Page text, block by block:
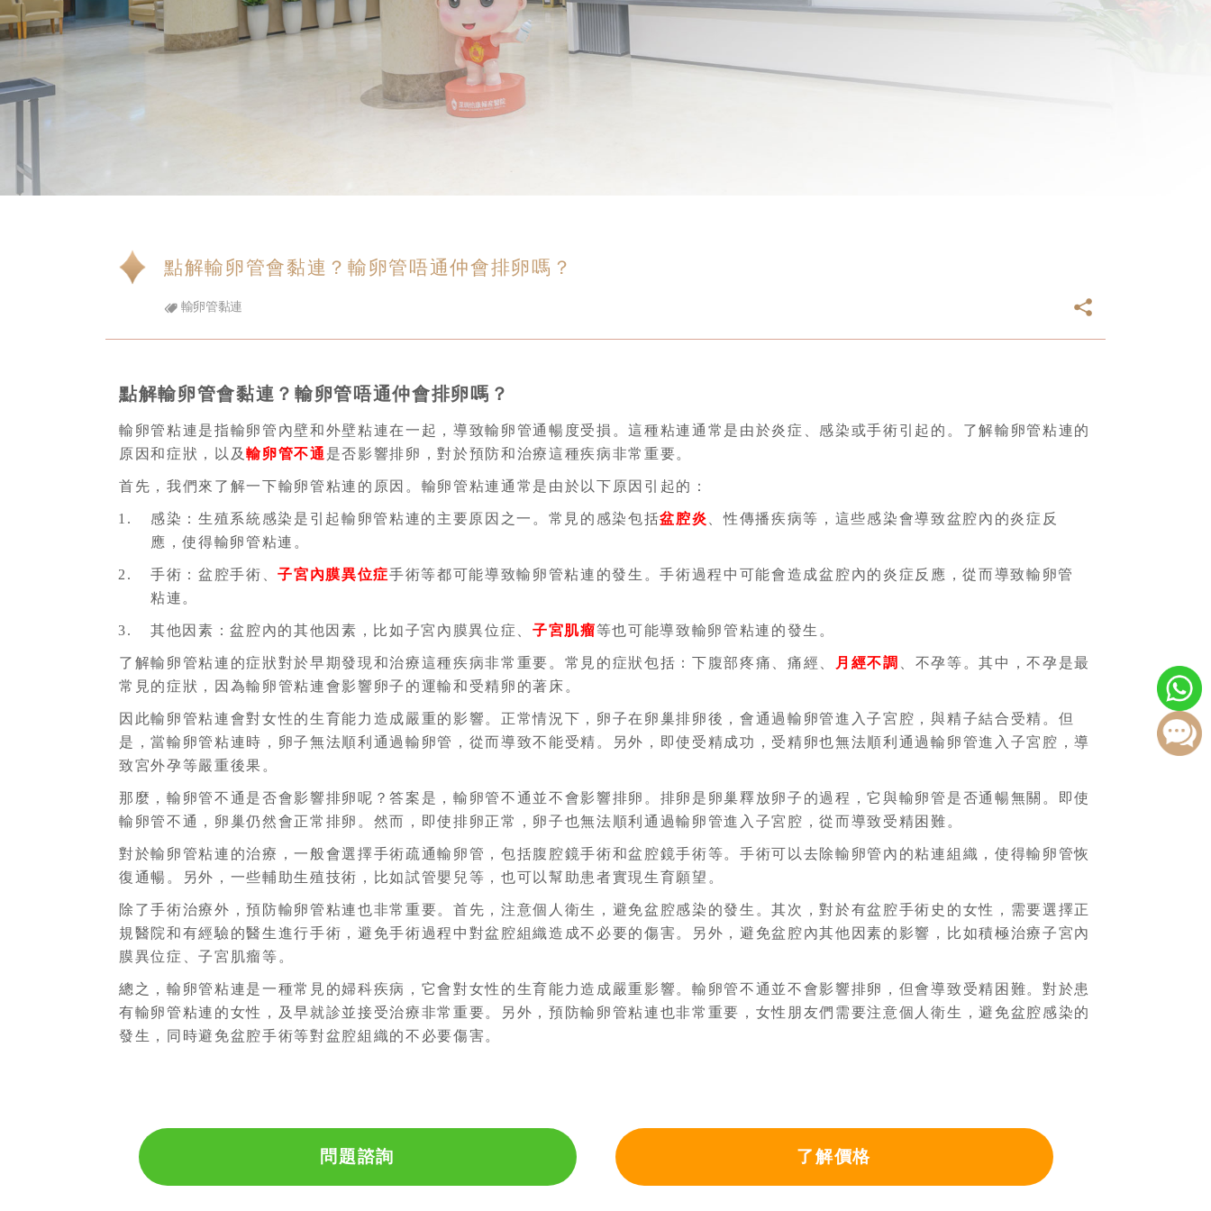
點解輸卵管會黏連？輸卵管唔通仲會排卵嗎？
輸卵管黏連
點解輸卵管會黏連？輸卵管唔通仲會排卵嗎？
輸卵管粘連是指輸卵管內壁和外壁粘連在一起，導致輸卵管通暢度受損。這種粘連通常是由於炎症、感染或手術引起的。了解輸卵管粘連的
原因和症狀，以及輸卵管不通 是否影響排卵，對於預防和治療這種疾病非常重要。
首先，我們來了解一下輸卵管粘連的原因。輸卵管粘連通常是由於以下原因引起的：
感染：生殖系統感染是引起輸卵管粘連的主要原因之一。常見的感染包括盆腔炎 、性傳播疾病等，這些感染會導致盆腔內的炎症反
應，使得輸卵管粘連。
手術：盆腔手術、子宮內膜異位症手術等都可能導致輸卵管粘連的發生。手術過程中可能會造成盆腔內的炎症反應，從而導致輸卵管
粘連。
其他因素：盆腔內的其他因素，比如子宮內膜異位症、子宮肌瘤等也可能導致輸卵管粘連的發生。
了解輸卵管粘連的症狀對於早期發現和治療這種疾病非常重要。常見的症狀包括：下腹部疼痛、痛經、 月經不調
、不孕等。其中，不孕是最
常見的症狀，因為輸卵管粘連會影響卵子的運輸和受精卵的著床。
因此輸卵管粘連會對女性的生育能力造成嚴重的影響。正常情況下，卵子在卵巢排卵後，會通過輸卵管進入子宮腔，與精子結合受精。但
是，當輸卵管粘連時，卵子無法順利通過輸卵管，從而導致不能受精。另外，即使受精成功，受精卵也無法順利通過輸卵管進入子宮腔，導
致宮外孕等嚴重後果。
那麼，輸卵管不通是否會影響排卵呢？答案是，輸卵管不通並不會影響排卵。排卵是卵巢釋放卵子的過程，它與輸卵管是否通暢無關。即使
輸卵管不通，卵巢仍然會正常排卵。然而，即使排卵正常，卵子也無法順利通過輸卵管進入子宮腔，從而導致受精困難。
對於輸卵管粘連的治療，一般會選擇手術疏通輸卵管，包括腹腔鏡手術和盆腔鏡手術等。手術可以去除輸卵管內的粘連組織，使得輸卵管恢
復通暢。另外，一些輔助生殖技術，比如試管嬰兒等，也可以幫助患者實現生育願望。
除了手術治療外，預防輸卵管粘連也非常重要。首先，注意個人衛生，避免盆腔感染的發生。其次，對於有盆腔手術史的女性，需要選擇正
規醫院和有經驗的醫生進行手術，避免手術過程中對盆腔組織造成不必要的傷害。另外，避免盆腔內其他因素的影響，比如積極治療子宮內
膜異位症、子宮肌瘤等。
總之，輸卵管粘連是一種常見的婦科疾病，它會對女性的生育能力造成嚴重影響。輸卵管不通並不會影響排卵，但會導致受精困難。對於患
有輸卵管粘連的女性，及早就診並接受治療非常重要。另外，預防輸卵管粘連也非常重要，女性朋友們需要注意個人衛生，避免盆腔感染的
發生，同時避免盆腔手術等對盆腔組織的不必要傷害。
問題諮詢 了解價格